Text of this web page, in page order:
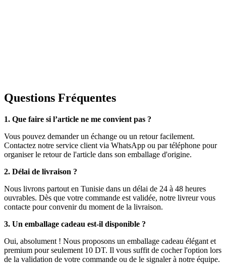
Questions Fréquentes
1. Que faire si l’article ne me convient pas ?
Vous pouvez demander un échange ou un retour facilement.
Contactez notre service client via WhatsApp ou par téléphone pour
organiser le retour de l'article dans son emballage d'origine.
2. Délai de livraison ?
Nous livrons partout en Tunisie dans un délai de 24 à 48 heures
ouvrables. Dès que votre commande est validée, notre livreur vous
contacte pour convenir du moment de la livraison.
3. Un emballage cadeau est-il disponible ?
Oui, absolument ! Nous proposons un emballage cadeau élégant et
premium pour seulement 10 DT. Il vous suffit de cocher l'option lors
de la validation de votre commande ou de le signaler à notre équipe.